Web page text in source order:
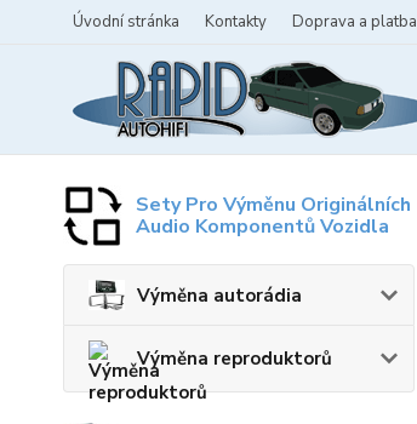
Úvodní stránka Kontakty Doprava a platba
Sety Pro Výměnu Originálních
Audio Komponentů Vozidla
Výměna autorádia
Výměna reproduktorů